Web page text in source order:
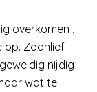
overkomen ,
op. Zoonlief
nijdig
wat te